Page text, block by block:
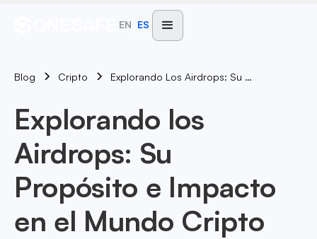
EN ES
Blog Cripto Explorando Los Airdrops: Su Propósito E Impacto En El Mundo Cripto
Explorando los
Airdrops: Su
Propósito e Impacto
en el Mundo Cripto